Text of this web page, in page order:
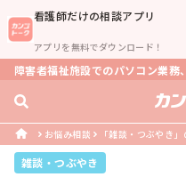
看護師だけの相談アプリ
アプリを無料でダウンロード！
障害者福祉施設でのパソコン業務
お悩み相談 「雑談・つぶやき
雑談・つぶやき